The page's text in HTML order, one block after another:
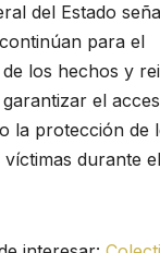
del Estado
para el
los hechos y
el
la protección de
durante